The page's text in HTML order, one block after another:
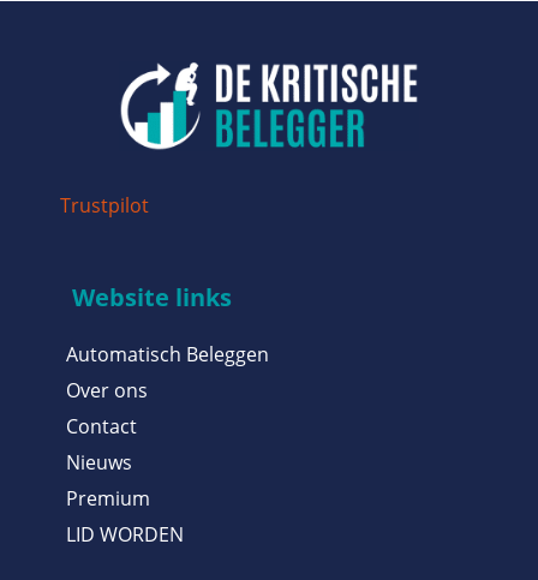
Trustpilot
Website links
Automatisch Beleggen
Over ons
Contact
Nieuws
Premium
LID WORDEN